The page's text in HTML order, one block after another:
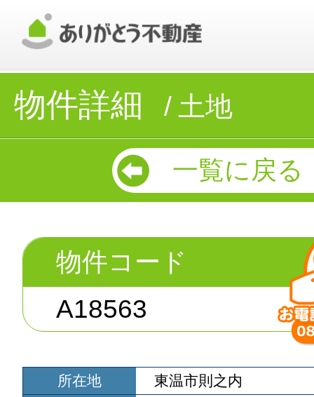
物件詳細 土地
一覧に戻る
物件コード
A18563
所在地
東温市則之内